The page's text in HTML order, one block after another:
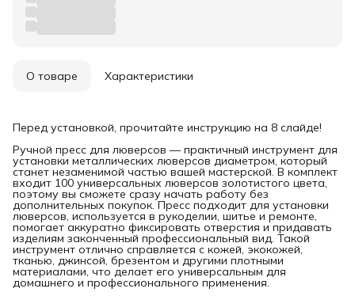
О товаре Характеристики
Перед установкой, прочитайте инструкцию на 8 слайде!
Ручной пресс для люверсов — практичный инструмент для
установки металлических люверсов диаметром, который
станет незаменимой частью вашей мастерской. В комплект
входит 100 универсальных люверсов золотистого цвета,
поэтому вы сможете сразу начать работу без
дополнительных покупок. Пресс подходит для установки
люверсов, используется в рукоделии, шитье и ремонте,
помогает аккуратно фиксировать отверстия и придавать
изделиям законченный профессиональный вид. Такой
инструмент отлично справляется с кожей, экокожей,
тканью, джинсой, брезентом и другими плотными
материалами, что делает его универсальным для
домашнего и профессионального применения.